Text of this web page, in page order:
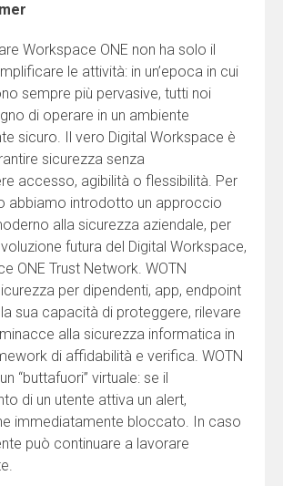
Workspace ONE non ha solo il
le attività: in un’epoca in cui
sempre più pervasive, tutti noi
di operare in un ambiente
sicuro. Il vero Digital Workspace è
sicurezza senza
accesso, agibilità o flessibilità. Per
abbiamo introdotto un approccio
alla sicurezza aziendale, per
futura del Digital Workspace,
ONE Trust Network. WOTN
per dipendenti, app, endpoint
sua capacità di proteggere, rilevare
alla sicurezza informatica in
di affidabilità e verifica. WOTN
“buttafuori” virtuale: se il
di un utente attiva un alert,
immediatamente bloccato. In caso
può continuare a lavorare